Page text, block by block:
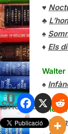
0
Shares
♥
♣
♠
♦ Els
Walter
♠
♠Els